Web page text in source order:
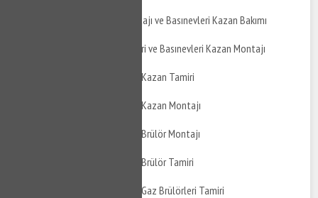
Basınevleri Kazan Montajı ve Basınevleri Kazan Bakımı
Basınevleri Kazan Tamiri ve Basınevleri Kazan Montajı
Basınevleri Atmosferik Kazan Tamiri
Basınevleri Atmosferik Kazan Montajı
Basınevleri Atmosferik Brülör Montajı
Basınevleri Atmosferik Brülör Tamiri
Basınevleri Atmosferik Gaz Brülörleri Tamiri